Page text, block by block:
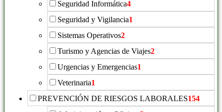
Seguridad Informática4
Seguridad y Vigilancia1
Sistemas Operativos2
Turismo y Agencias de Viajes2
Urgencias y Emergencias1
Veterinaria1
PREVENCIÓN DE RIESGOS LABORALES154